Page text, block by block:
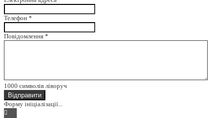
Телефон *
Повідомлення *
1000 символів ліворуч
Відправити
Форму ініціалізації...